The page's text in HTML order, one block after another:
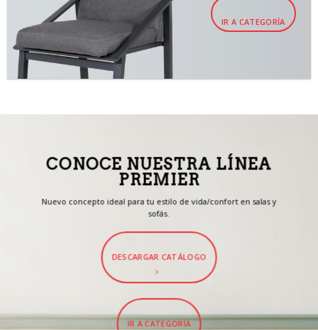
IR A CATEGORÍA
CONOCE NUESTRA LÍNEA
PREMIER
Nuevo concepto ideal para tu estilo de vida/confort en salas y
sofás.
DESCARGAR CATÁLOGO
IR A CATEGORÍA